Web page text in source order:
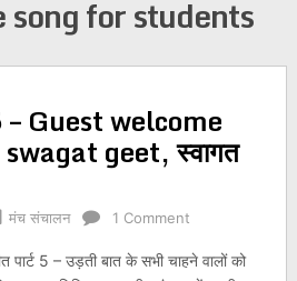
for students
5 – Guest welcome
geet, स्वागत
मंच संचालन 1 Comment
पार्ट 5 – उड़ती बात के सभी चाहने वालों को